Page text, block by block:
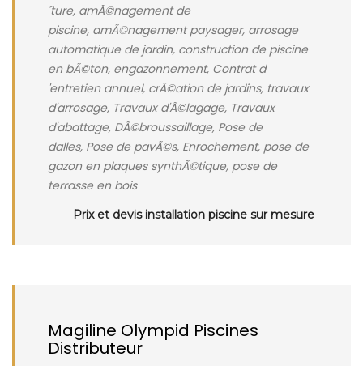
´ture, amÃ©nagement de
piscine, amÃ©nagement paysager, arrosage
automatique de jardin, construction de piscine
en bÃ©ton, engazonnement, Contrat d
'entretien annuel, crÃ©ation de jardins, travaux
d'arrosage, Travaux d'Ã©lagage, Travaux
d'abattage, DÃ©broussaillage, Pose de
dalles, Pose de pavÃ©s, Enrochement, pose de
gazon en plaques synthÃ©tique, pose de
terrasse en bois
Prix et devis installation piscine sur mesure
Magiline Olympid Piscines
Distributeur